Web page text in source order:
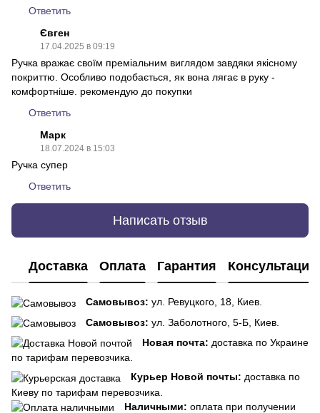
Ответить
Євген
17.04.2025 в 09:19
Ручка вражає своїм преміальним виглядом завдяки якісному
покриттю. Особливо подобається, як вона лягає в руку -
комфортніше. рекомендую до покупки
Ответить
Марк
18.07.2024 в 15:03
Ручка супер
Ответить
Написать отзыв
Доставка Оплата Гарантия Консультация
Самовывоз: ул. Ревуцкого, 18, Киев.
Самовывоз: ул. Заболотного, 5-Б, Киев.
Новая почта: доставка по Украине
по тарифам перевозчика.
Курьер Новой почты: доставка по
Киеву по тарифам перевозчика.
Наличными: оплата при получении